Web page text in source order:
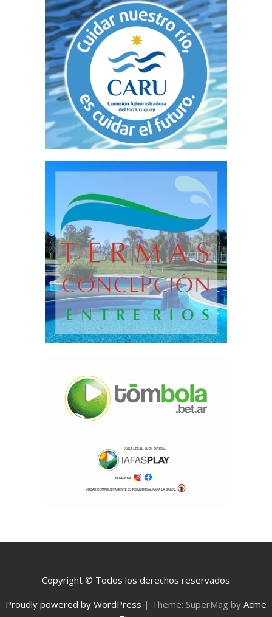
Copyright © Todos los derechos reservados
Proudly powered by WordPress | Theme: SuperMag by Acme